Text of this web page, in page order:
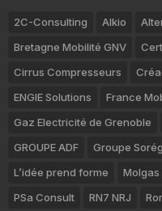
2C-Consulting Alkio
Bretagne Mobilité GNV
Cirrus Compresseurs
ENGIE Solutions
France
Gaz Electricité de Grenoble
GROUPE ADF
Groupe
L’idée prend forme
Molgas
PSa Consult
RN7 NRJ